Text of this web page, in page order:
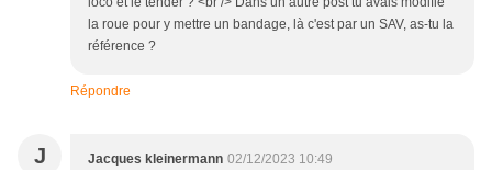
la roue pour y mettre un bandage, là c'est par un SAV, as-tu la
référence ?
Répondre
J Jacques kleinermann 02/12/2023 10:49